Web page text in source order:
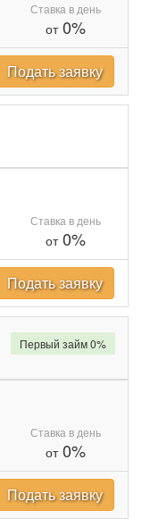
Ставка в день
от0%
Подать заявку
Ставка в день
от0%
Подать заявку
Ставка в день
от0%
Первый займ 0%
Подать заявку